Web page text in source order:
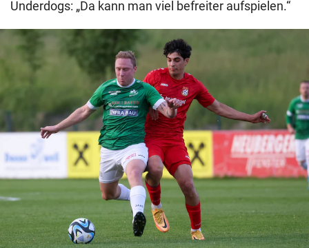
Underdogs: „Da kann man viel befreiter aufspielen.“